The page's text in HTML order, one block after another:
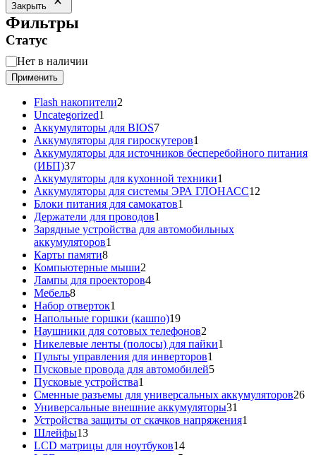
Закрыть
Фильтры
Статус
Статус
Нет в наличии
Применить
Flash накопители2
Uncategorized1
товар
Аккумуляторы для BIOS77
товаров
Аккумуляторы для гироскутеров1
товар
Аккумуляторы для источников бесперебойного питания
(ИБП)3737
товаров
Аккумуляторы для кухонной техники1
товар
Аккумуляторы для системы ЭРА ГЛОНАСС12
Блоки питания для самокатов1
Держатели для проводов1
товар
Зарядные устройства для автомобильных
аккумуляторов1
Карты памяти88
товаров
Компьютерные мыши2
товара
Лампы для проекторов44
Мебель88
товаров
Набор отверток1
товар
Напольные горшки (кашпо)1919
товаров
Наушники для сотовых телефонов2
товара
Никелевые ленты (полосы) для пайки1
Пульты управления для инверторов1
товар
Пусковые провода для автомобилей55
Пусковые устройства1
товар
Сменные разъемы для универсальных аккумуляторов2626
Универсальные внешние аккумуляторы31
товар
Устройства защиты от скачков напряжения1
Шлейфы1313
товаров
LCD матрицы для ноутбуков1414